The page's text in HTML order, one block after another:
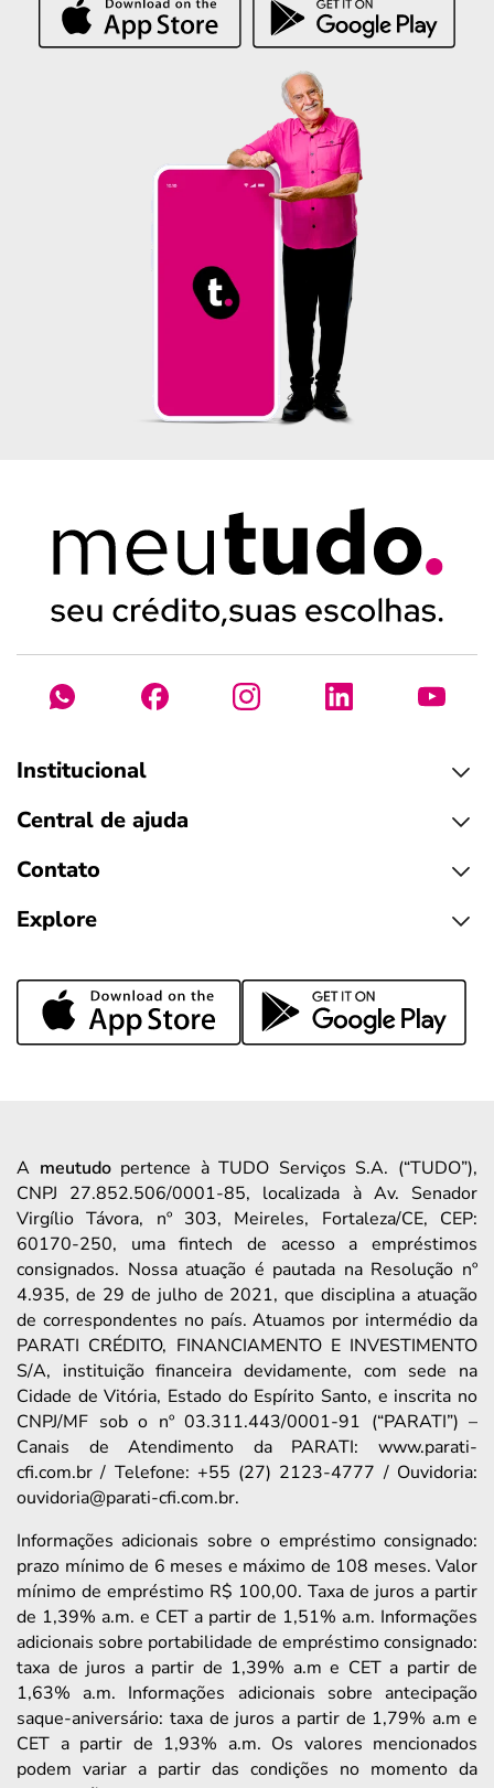
Institucional
Central de ajuda
Contato
Explore
A meutudopertence à TUDO Serviços S.A. (“TUDO”),
CNPJ 27.852.506/0001-85, localizada à Av. Senador
Virgílio Távora, nº 303, Meireles, Fortaleza/CE, CEP:
60170-250, uma fintech de acesso a empréstimos
consignados. Nossa atuação é pautada na Resolução nº
4.935, de 29 de julho de 2021, que disciplina a atuação
de correspondentes no país. Atuamos por intermédio da
PARATI CRÉDITO, FINANCIAMENTO E INVESTIMENTO
S/A, instituição financeira devidamente, com sede na
Cidade de Vitória, Estado do Espírito Santo, e inscrita no
CNPJ/MF sob o nº 03.311.443/0001-91 (“PARATI”) –
Canais de Atendimento da PARATI: www.parati-
cfi.com.br / Telefone: +55 (27) 2123-4777 / Ouvidoria:
ouvidoria@parati-cfi.com.br.
Informações adicionais sobre o empréstimo consignado:
prazo mínimo de 6 meses e máximo de 108 meses. Valor
mínimo de empréstimo R$ 100,00. Taxa de juros a partir
de 1,39% a.m. e CET a partir de 1,51% a.m. Informações
adicionais sobre portabilidade de empréstimo consignado:
taxa de juros a partir de 1,39% a.m e CET a partir de
1,63% a.m. Informações adicionais sobre antecipação
saque-aniversário: taxa de juros a partir de 1,79% a.m e
CET a partir de 1,93% a.m. Os valores mencionados
podem variar a partir das condições no momento da